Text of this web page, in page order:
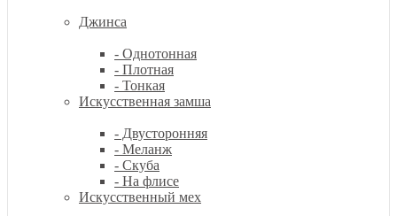
Джинса
- Однотонная
- Плотная
- Тонкая
Искусственная замша
- Двусторонняя
- Меланж
- Скуба
- На флисе
Искусственный мех